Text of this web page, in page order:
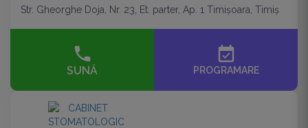
Str. Gheorghe Doja, Nr. 23, Et. parter, Ap. 1 Timişoara, Timiș
SUNĂ
event_available
PROGRAMARE